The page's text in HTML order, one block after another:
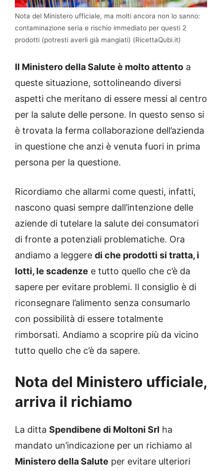
Nota del Ministero ufficiale, ma molti ancora non lo sanno:
contaminazione seria e rischio immediato per questi 2
prodotti (potresti averli già mangiati) (RicettaQubi.it)
Il Ministero della Salute è molto attento a
queste situazione, sottolineando diversi
aspetti che meritano di essere messi al centro
per la salute delle persone. In questo senso si
è trovata la ferma collaborazione dell’azienda
in questione che anzi è venuta fuori in prima
persona per la questione.
Ricordiamo che allarmi come questi, infatti,
nascono quasi sempre dall’intenzione delle
aziende di tutelare la salute dei consumatori
di fronte a potenziali problematiche. Ora
andiamo a leggere di che prodotti si tratta, i
lotti, le scadenze e tutto quello che c’è da
sapere per evitare problemi. Il consiglio è di
riconsegnare l’alimento senza consumarlo
con possibilità di essere totalmente
rimborsati. Andiamo a scoprire più da vicino
tutto quello che c’è da sapere.
Nota del Ministero ufficiale,
arriva il richiamo
La ditta Spendibene di Moltoni Srl ha
mandato un’indicazione per un richiamo al
Ministero della Salute per evitare ulteriori